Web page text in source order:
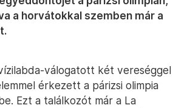
a horvátokkal szemben már a
válogatott két vereséggel
érkezett a párizsi olimpia
Ezt a találkozót már a La